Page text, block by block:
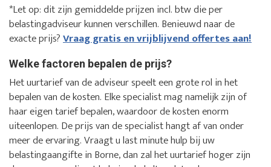
*Let op: dit zijn gemiddelde prijzen incl. btw die per
belastingadviseur kunnen verschillen. Benieuwd naar de
exacte prijs?Vraag gratis en vrijblijvend offertes aan!
Welke factoren bepalen de prijs?
Het uurtarief van de adviseur speelt een grote rol in het
bepalen van de kosten. Elke specialist mag namelijk zijn of
haar eigen tarief bepalen, waardoor de kosten enorm
uiteenlopen. De prijs van de specialist hangt af van onder
meer de ervaring. Vraagt u last minute hulp bij uw
belastingaangifte in Borne, dan zal het uurtarief hoger zijn